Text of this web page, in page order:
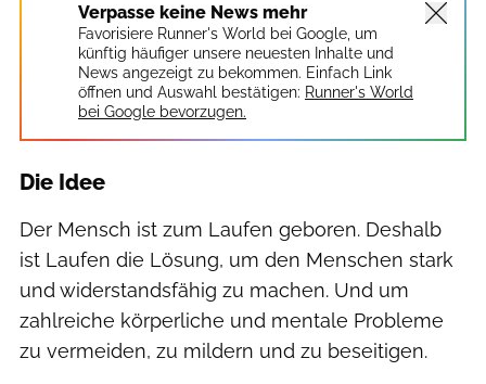
Verpasse keine News mehr
Favorisiere Runner's World bei Google, um
künftig häufiger unsere neuesten Inhalte und
News angezeigt zu bekommen. Einfach Link
öffnen und Auswahl bestätigen: Runner's World
bei Google bevorzugen.
Die Idee
Der Mensch ist zum Laufen geboren. Deshalb
ist Laufen die Lösung, um den Menschen stark
und widerstandsfähig zu machen. Und um
zahlreiche körperliche und mentale Probleme
zu vermeiden, zu mildern und zu beseitigen.